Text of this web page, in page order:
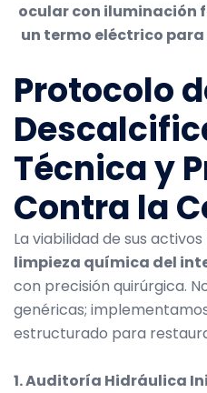
ocular con iluminación
un termo eléctrico
Protocolo
Técnica y
Contra la
La viabilidad de sus
limpieza química del
con precisión quirúrgica.
genéricas;
estructurado para
1. Auditoría Hidráulica